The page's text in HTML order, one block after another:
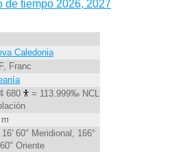
de tiempo 2026, 2027
Caledonia
Franc
680
= 113.999‰ NCL
16' 60" Meridional, 166°
Oriente